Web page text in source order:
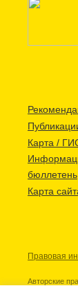
Карта /
бюллетень
Карта
Правовая
Авторские